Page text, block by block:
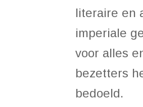
literaire en
imperiale
voor alles
bezetters
bedoeld.